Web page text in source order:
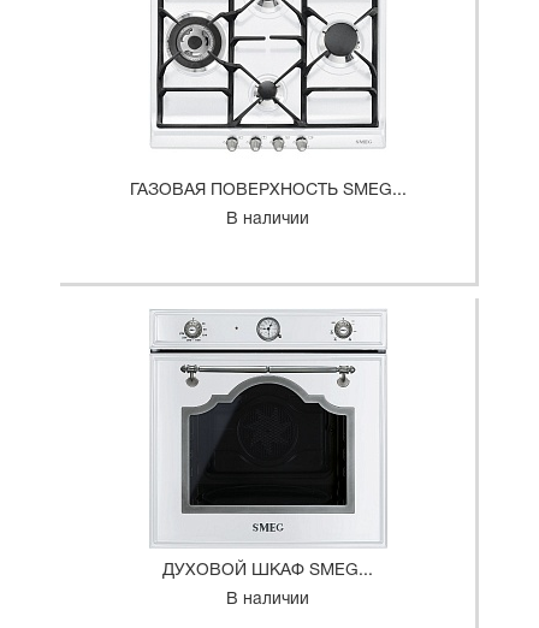
ГАЗОВАЯ ПОВЕРХНОСТЬ SMEG...
В наличии
ДУХОВОЙ ШКАФ SMEG...
В наличии